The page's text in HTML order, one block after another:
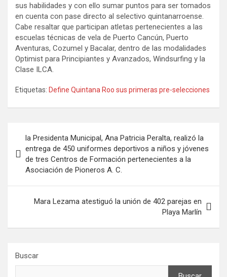
sus habilidades y con ello sumar puntos para ser tomados
en cuenta con pase directo al selectivo quintanarroense.
Cabe resaltar que participan atletas pertenecientes a las
escuelas técnicas de vela de Puerto Cancún, Puerto
Aventuras, Cozumel y Bacalar, dentro de las modalidades
Optimist para Principiantes y Avanzados, Windsurfing y la
Clase ILCA.
Etiquetas: Define Quintana Roo sus primeras pre-selecciones
de
entradas
la Presidenta Municipal, Ana Patricia Peralta, realizó la
entrega de 450 uniformes deportivos a niños y jóvenes
de tres Centros de Formación pertenecientes a la
Asociación de Pioneros A. C.
Mara Lezama atestiguó la unión de 402 parejas en
Playa Marlín
Buscar